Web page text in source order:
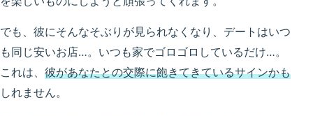
でも、彼にそんなそぶりが見られなくなり、デートはいつ
も同じ安いお店…。いつも家でゴロゴロしているだけ…。
これは、 彼があなたとの交際に飽きてきているサインかも
しれません。